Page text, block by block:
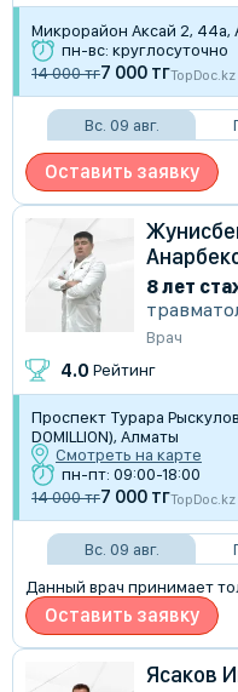
Микрорайон Аксай 2, 44а,
пн-вс: круглосуточно
14 000 тг7 000 тгTopDoc.kz
Вс. 09 авг.
Оставить заявку
8 лет
Врач
4.0 Рейтинг
Проспект Турара
DOMILLION), Алматы
Смотреть на карте
пн-пт: 09:00-18:00
14 000 тг7 000 тгTopDoc.kz
Вс. 09 авг.
Данный врач принимает
Оставить заявку
Ясаков